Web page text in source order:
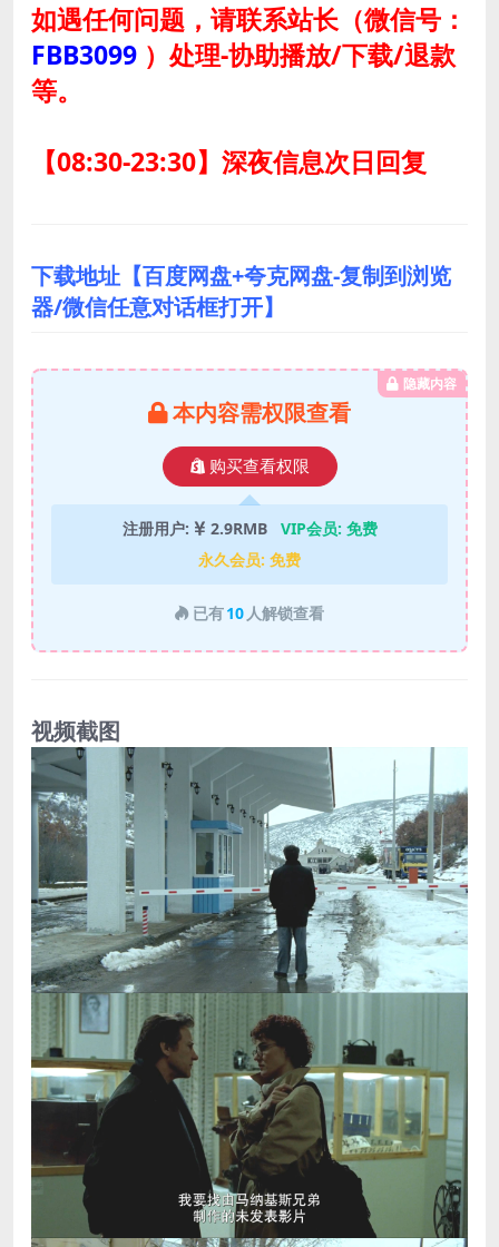
如遇任何问题，请联系站长（微信号：
FBB3099 ） 处理-协助播放/下载/退款
等。
【08:30-23:30】深夜信息次日回复
下载地址【百度网盘+夸克网盘-复制到浏览
器/微信任意对话框打开】
隐藏内容
本内容需权限查看
购买查看权限
注册用户: 2.9RMB VIP会员: 免费
永久会员: 免费
已有10 人解锁查看
视频截图